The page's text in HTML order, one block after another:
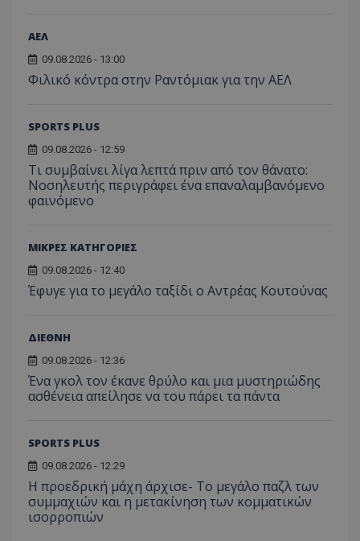
ΑΕΛ
09.08.2026 - 13:00
Φιλικό κόντρα στην Ραντόμιακ για την ΑΕΛ
SPORTS PLUS
09.08.2026 - 12:59
Τι συμβαίνει λίγα λεπτά πριν από τον θάνατο:
Νοσηλευτής περιγράφει ένα επαναλαμβανόμενο
φαινόμενο
ΜΙΚΡΕΣ ΚΑΤΗΓΟΡΙΕΣ
09.08.2026 - 12:40
Έφυγε για το μεγάλο ταξίδι ο Αντρέας Κουτούνας
ΔΙΕΘΝΗ
09.08.2026 - 12:36
Ένα γκολ τον έκανε θρύλο και μια μυστηριώδης
ασθένεια απείλησε να του πάρει τα πάντα
SPORTS PLUS
09.08.2026 - 12:29
Η προεδρική μάχη άρχισε- Το μεγάλο παζλ των
συμμαχιών και η μετακίνηση των κομματικών
ισορροπιών